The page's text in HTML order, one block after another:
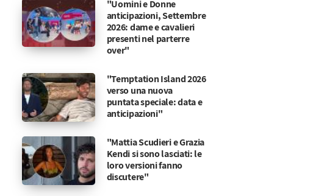
"Uomini e Donne
anticipazioni, Settembre
2026: dame e cavalieri
presenti nel parterre
over"
"Temptation Island 2026
verso una nuova
puntata speciale: data e
anticipazioni"
"Mattia Scudieri e Grazia
Kendi si sono lasciati: le
loro versioni fanno
discutere"